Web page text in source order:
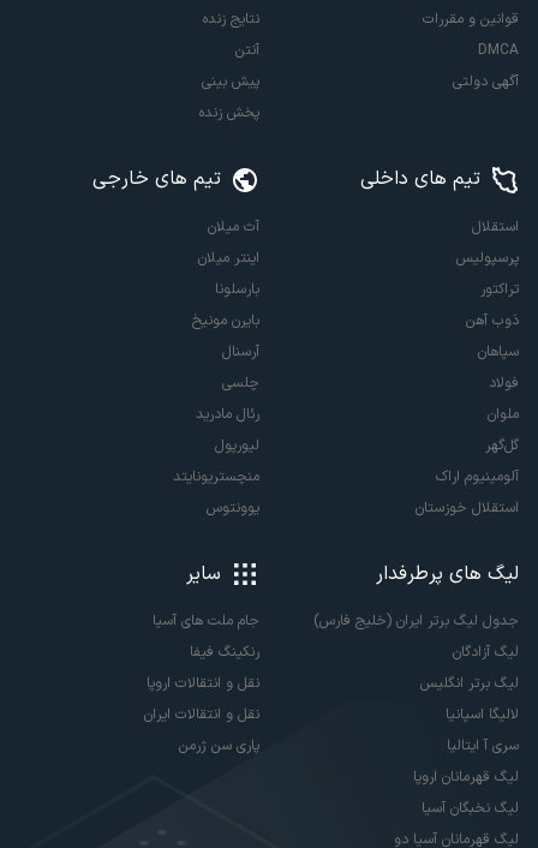
قوانین و مقررات
DMCA
آگهی دولتی
نتایج زنده
آنتن
پیش بینی
پخش زنده
تیم های داخلی
استقلال
پرسپولیس
تراکتور
ذوب آهن
سپاهان
فولاد
ملوان
گل‌گهر
آلومینیوم اراک
استقلال خوزستان
تیم های خارجی
آث میلان
اینتر میلان
بارسلونا
بایرن مونیخ
آرسنال
چلسی
رئال مادرید
لیورپول
منچستریونایتد
یوونتوس
لیگ های پرطرفدار
جدول لیگ برتر ایران (خلیج فارس)
لیگ آزادگان
لیگ برتر انگلیس
لالیگا اسپانیا
سری آ ایتالیا
لیگ قهرمانان اروپا
لیگ نخبگان آسیا
لیگ قهرمانان آسیا دو
سایر
جام ملت های آسیا
رنکینگ فیفا
نقل و انتقالات اروپا
نقل و انتقالات ایران
پاری سن ژرمن